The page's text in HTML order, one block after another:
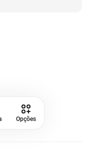
Opções